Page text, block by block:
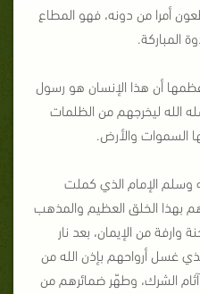
أمرا من دونه، فهو المطاع
المباركة.
أن هذا الإنسان هو رسول
الله ليخرجهم من الظلمات
السموات والأرض.
وسلم الإمام الذي كملت
بهذا الخلق العظيم والمذهب
وارفة من الإيمان، بعد نار
غسل أرواحهم بإذن الله من
الشرك، وطهّر ضمائرهم من